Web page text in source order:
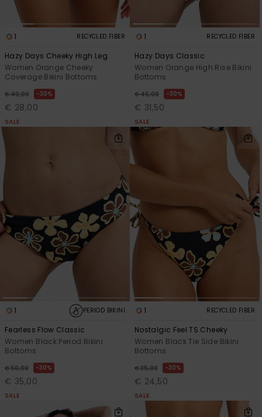
1 RECYCLED FIBER
Hazy Days Cheeky High Leg
Women Orange Cheeky
Coverage Bikini Bottoms
€ 40,00 30%
€ 28,00
SALE
1 RECYCLED FIBER
Hazy Days Classic
Women Orange High Rise Bikini
Bottoms
€ 45,00 30%
€ 31,50
SALE
1 PERIOD BIKINI
Fearless Flow Classic
Women Black Period Bikini
Bottoms
€ 50,00 30%
€ 35,00
SALE
1 RECYCLED FIBER
Nostalgic Feel TS Cheeky
Women Black Tie Side Bikini
Bottoms
€ 35,00 30%
€ 24,50
SALE